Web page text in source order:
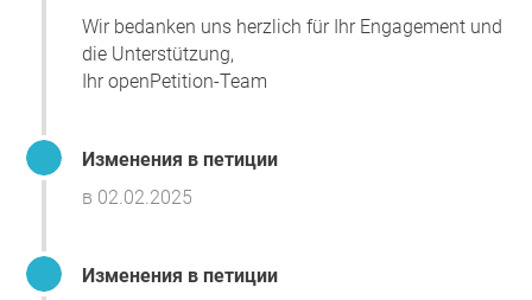
Wir bedanken uns herzlich für Ihr Engagement und
die Unterstützung,
Ihr openPetition-Team
Изменения в петиции
в 02.02.2025
Изменения в петиции